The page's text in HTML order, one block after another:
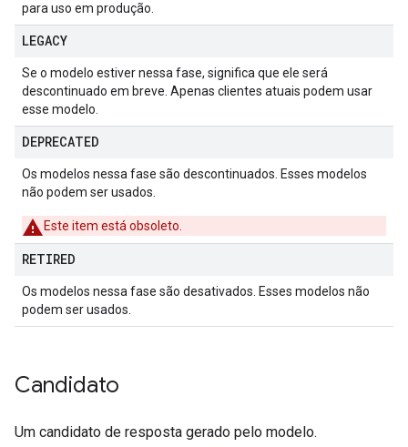
para uso em produção.
LEGACY
Se o modelo estiver nessa fase, significa que ele será
descontinuado em breve. Apenas clientes atuais podem usar
esse modelo.
DEPRECATED
Os modelos nessa fase são descontinuados. Esses modelos
não podem ser usados.
Este item está obsoleto.
RETIRED
Os modelos nessa fase são desativados. Esses modelos não
podem ser usados.
Candidato
Um candidato de resposta gerado pelo modelo.